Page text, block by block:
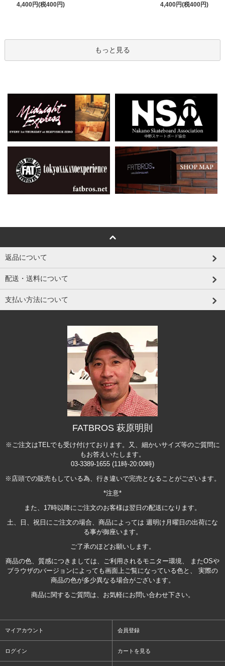
4,400円(税400円)
4,400円(税400円)
もっと見る
返品について
配送・送料について
支払い方法について
FATBROS 萩原明則
※ご注文はTELでも受け付けております。又、細かいサイズ等のご質問に
もお答えいたします。
03-3389-1655 (11時-20:00時)
※店頭での販売もしている為、行き違いで完売となることがございます。
*注意*
また、17時以降にご注文のお客様は翌日の配送になります。
土、日、祝日にご注文の場合、商品によっては 週明け月曜日の出荷にな
る事が御座います。
ご了承のほどお願いします。
商品の色、質感につきましては、ご利用されるモニター環境、 またOSや
ブラウザのバージョンによっても画面上ご覧になっている色と、 実際の
商品の色が多少異なる場合がございます。
商品に関するご質問は、お気軽にお問い合わせ下さい。
マイアカウント 会員登録
ログイン カートを見る